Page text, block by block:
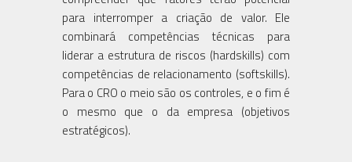
para interromper a criação de valor. Ele
combinará competências técnicas para
liderar a estrutura de riscos (hardskills) com
competências de relacionamento (softskills).
Para o CRO o meio são os controles, e o fim é
o mesmo que o da empresa (objetivos
estratégicos).